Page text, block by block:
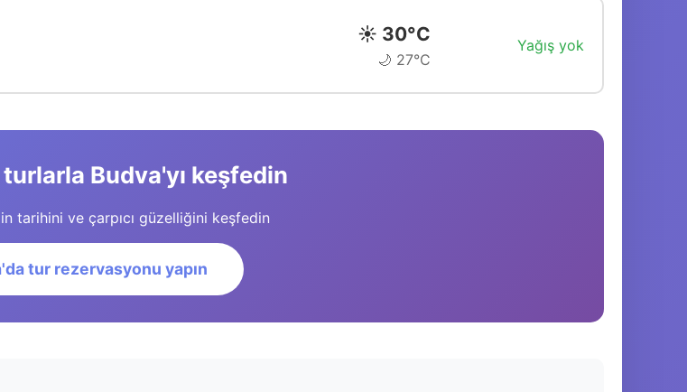
☀️ 30°C
🌙 27°C
Yağış yok
Budva'yı keşfedin
tarihini ve çarpıcı güzelliğini keşfedin
tur rezervasyonu yapın